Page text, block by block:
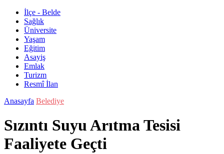
İlçe - Belde
Sağlık
Üniversite
Yaşam
Eğitim
Asayiş
Emlak
Turizm
Resmî İlan
Anasayfa Belediye
Sızıntı Suyu Arıtma Tesisi
Faaliyete Geçti